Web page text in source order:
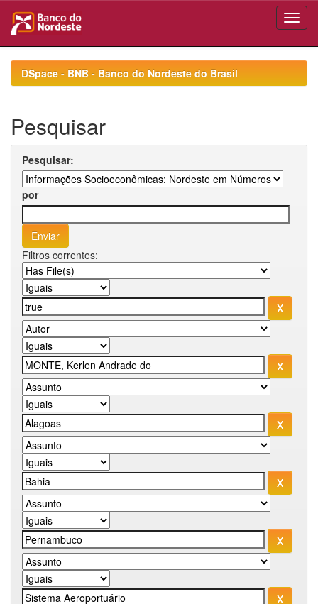
navigationDSpace - BNB - Banco do Nordeste do Brasil
Pesquisar
Pesquisar:
por
Filtros correntes: